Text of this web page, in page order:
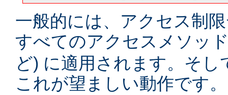
一般的には、アクセス制
すべてのアクセスメソッ
ど) に適用されます。そ
これが望ましい動作です